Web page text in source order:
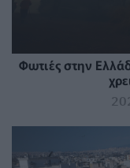
Φωτιές στην